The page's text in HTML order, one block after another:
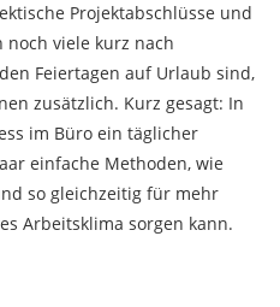
Projektabschlüsse und
noch viele kurz nach
Feiertagen auf Urlaub sind,
zusätzlich. Kurz gesagt: In
im Büro ein täglicher
einfache Methoden, wie
so gleichzeitig für mehr
Arbeitsklima sorgen kann.